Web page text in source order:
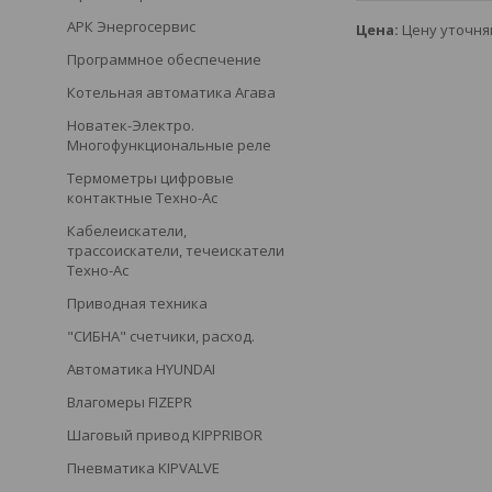
Цена: Цену
АРК Энергосервис
Программное обеспечение
Котельная автоматика Агава
Новатек-Электро.
Многофункциональные реле
Термометры цифровые
контактные Техно-Ас
Кабелеискатели,
трассоискатели, течеискатели
Техно-Ас
Приводная техника
"СИБНА" счетчики, расход.
Автоматика HYUNDAI
Влагомеры FIZEPR
Шаговый привод KIPPRIBOR
Пневматика KIPVALVE